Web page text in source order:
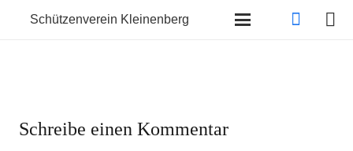
Schützenverein Kleinenberg
Schreibe einen Kommentar